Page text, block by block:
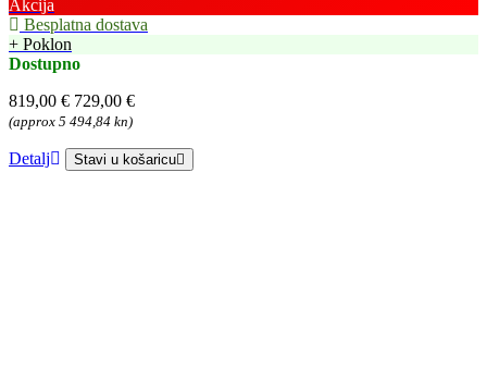
Akcija
Besplatna dostava
+ Poklon
Dostupno
819,00 € 729,00 €
(approx 5 494,84 kn)
Detalj Stavi u košaricu